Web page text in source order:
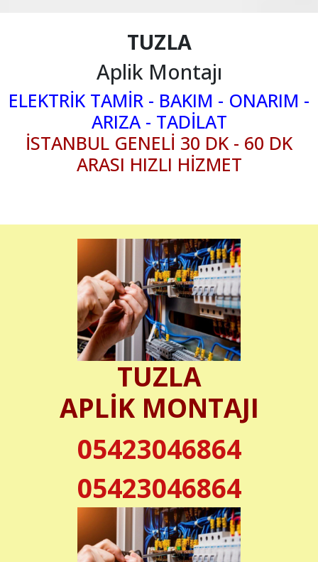
TUZLA
Aplik Montajı
ELEKTRİK TAMİR - BAKIM - ONARIM -
ARIZA - TADİLAT
İSTANBUL GENELİ 30 DK - 60 DK
ARASI HIZLI HİZMET
TUZLA
APLİK MONTAJI
05423046864
05423046864